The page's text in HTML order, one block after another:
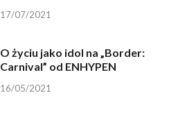
17/07/2021
O życiu jako idol na „Border:
Carnival” od ENHYPEN
16/05/2021